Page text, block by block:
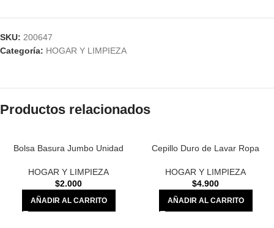
SKU: 200647
Categoría: HOGAR Y LIMPIEZA
Productos relacionados
Bolsa Basura Jumbo Unidad
HOGAR Y LIMPIEZA
$2.000
AÑADIR AL CARRITO
Cepillo Duro de Lavar Ropa
HOGAR Y LIMPIEZA
$4.900
AÑADIR AL CARRITO